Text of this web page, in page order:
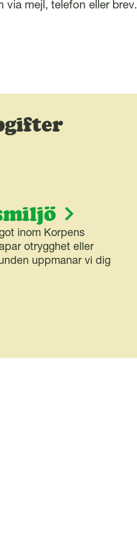
mejl, telefon eller brev.
inom Korpens
otrygghet eller
uppmanar vi dig